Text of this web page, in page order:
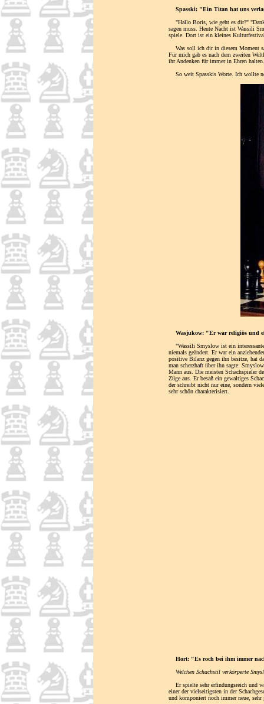
Spasski: "Ein Titan hat uns
"Hallo Boris, wie geht es dir?"
sagen muss. Heute Nacht ist Wassili
spiele. Dort ist ein kleines
Was soll ich dir in diesem Moment
Für mich gab es nach dem zweiten
ihr Andenken für immer in Ehren
So weit Spasskis Worte. Ich wollte
Wasjukow: "Er war religiös und
"Wassili Smyslow ist ein
niemals geändert. Er war ein
positive Bilanz gegen ihn besitze, hat
man scherzhaft über ihn sagte:
Mann aus. Die meisten Schachspieler
Züge aus. Er besaß ein gewaltiges
der schreibt nicht nur eine, sondern
sehr schön charakterisiert.
Hort: "Es roch bei ihm immer
Welchen Schachstil verkörperte
Er spielte sehr erfindungsreich und
einer der vielseitigsten in der
und komponiert noch immer neue,